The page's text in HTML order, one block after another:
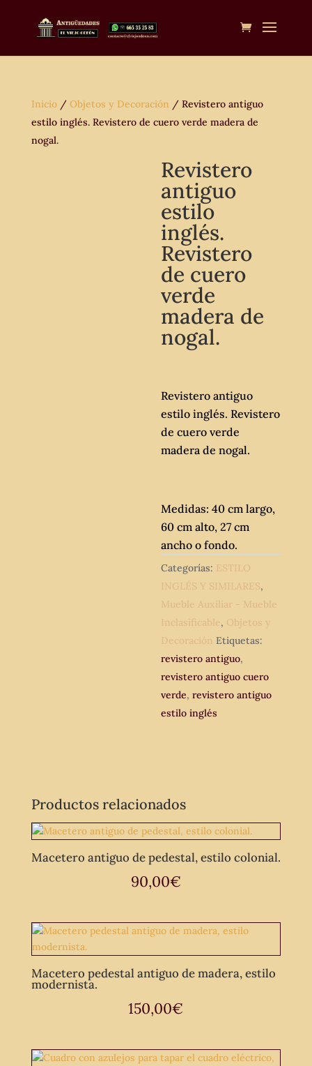
Inicio/ Objetos y Decoración / Revistero antiguo
estilo inglés. Revistero de cuero verde madera de
nogal.
Revistero
antiguo
estilo
inglés.
Revistero
de cuero
verde
madera de
nogal.
Revistero antiguo
estilo inglés. Revistero
de cuero verde
madera de nogal.
Medidas: 40 cm largo,
60 cm alto, 27 cm
ancho o fondo.
Categorías: ESTILO
INGLÉS Y SIMILARES,
Mueble Auxiliar - Mueble
Inclasificable, Objetos y
Decoración Etiquetas:
revistero antiguo,
revistero antiguo cuero
verde,revistero antiguo
estilo inglés
Productos relacionados
Macetero antiguo de pedestal, estilo colonial.
90,00€
Macetero pedestal antiguo de madera, estilo
modernista.
150,00€